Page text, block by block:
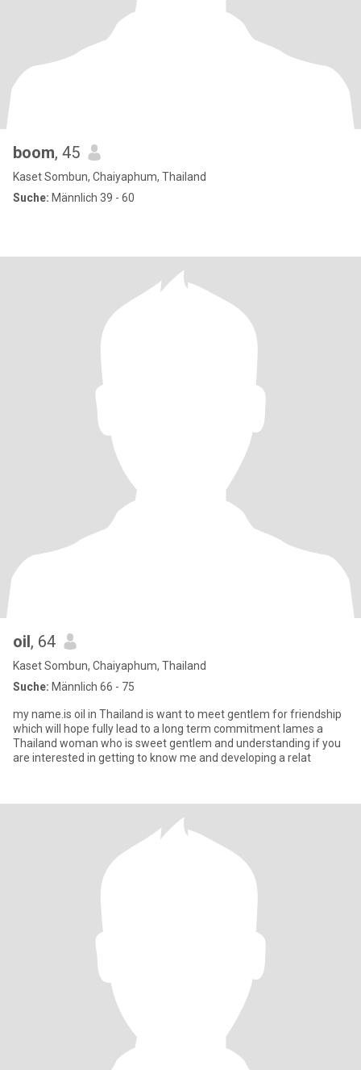
boom, 45
Kaset Sombun, Chaiyaphum, Thailand
Suche: Männlich 39 - 60
oil, 64
Kaset Sombun, Chaiyaphum, Thailand
Suche: Männlich 66 - 75
my name.is oil in Thailand is want to meet gentlem for friendship
which will hope fully lead to a long term commitment lames a
Thailand woman who is sweet gentlem and understanding if you
are interested in getting to know me and developing a relat